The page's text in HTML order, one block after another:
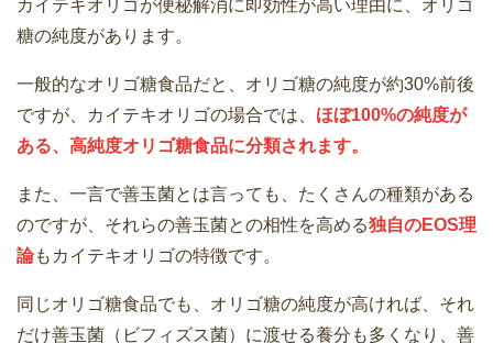
カイテキオリゴが便秘解消に即効性が高い理由に、オリゴ
糖の純度があります。
一般的なオリゴ糖食品だと、オリゴ糖の純度が約30%前後
ですが、カイテキオリゴの場合では、 ほぼ100%の純度が
ある、高純度オリゴ糖食品に分類されます。
また、一言で善玉菌とは言っても、たくさんの種類がある
のですが、それらの善玉菌との相性を高める独自のEOS理
論もカイテキオリゴの特徴です。
同じオリゴ糖食品でも、オリゴ糖の純度が高ければ、それ
だけ善玉菌（ビフィズス菌）に渡せる養分も多くなり、善